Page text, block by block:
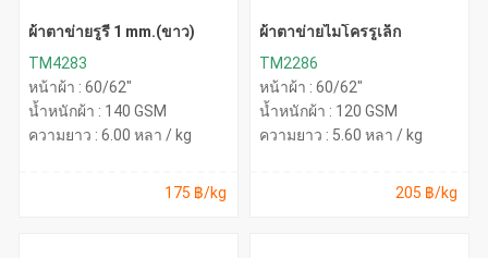
ผ้าตาข่ายรูรี 1 mm.(ขาว)
TM4283
หน้าผ้า : 60/62"
น้ำหนักผ้า : 140 GSM
ความยาว : 6.00 หลา / kg
175 ฿/kg
ผ้าตาข่ายไมโครรูเล็ก
TM2286
หน้าผ้า : 60/62"
น้ำหนักผ้า : 120 GSM
ความยาว : 5.60 หลา / kg
205 ฿/kg